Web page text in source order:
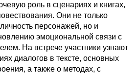
роль в сценариях и книгах,
Они не только
персонажей, но и
эмоциональной связи с
На встрече участники узнают
диалогов в тексте, основных
а также о методах, с